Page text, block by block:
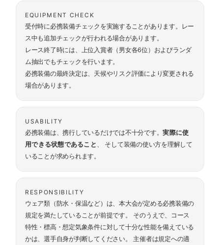
EQUIPMENT CHECK
受付時に必携装備チェックを実施することがあります。レー
ス中も追加チェックが行われる場合があります。
レース終了時には、上位入賞者（男女各6位）およびランダ
ム抽出でもチェックを行います。
必携装備の最終決定は、天候やリスク評価により変更される
場合があります。
USABILITY
必携装備は、携行しているだけでは不十分です。実際に使
用できる状態であること 、 そして装備の使い方を理解して
いることが求められます。
RESPONSIBILITY
ウェア類（防水・保温など）は、本大会が定める必携装備の
規定を満たしていることが前提です。 そのうえで、コース
特性・標高・想定気象条件に対して十分な性能を備えている
かは、選手自身が判断してください。 主催者は規定への適